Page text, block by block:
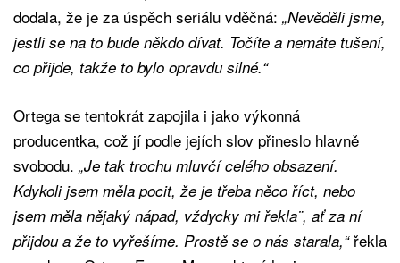
dodala, že je za úspěch seriálu vděčná: „Nevěděli jsme,
jestli se na to bude někdo dívat. Točíte a nemáte tušení,
co přijde, takže to bylo opravdu silné.“
Ortega se tentokrát zapojila i jako výkonná
producentka, což jí podle jejích slov přineslo hlavně
svobodu. „Je tak trochu mluvčí celého obsazení.
Kdykoli jsem měla pocit, že je třeba něco říct, nebo
jsem měla nějaký nápad, vždycky mi řekla¨, ať za ní
přijdou a že to vyřešíme. Prostě se o nás starala,“řekla